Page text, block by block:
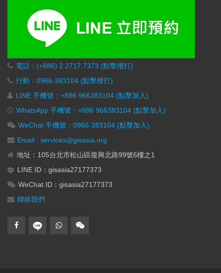
電話：(+886) 2.2717.7373 (點擊撥打)
行動：0966-383104 (點擊撥打)
LINE 手機號：+886 966383104 (點擊加入)
WhatsApp 手機號：+886 966383104 (點擊加入)
WeChat 手機號：0966-383104 (點擊加入)
Email : services@gisasia.org
地址：105台北市松山區復興北路99號6樓之1
LINE ID：gisasia27177373
WeChat ID：gisasia27177373
聯絡我們